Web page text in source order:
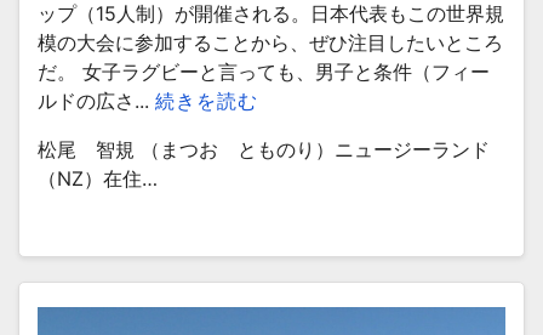
ップ（15人制）が開催される。日本代表もこの世界規
模の大会に参加することから、ぜひ注目したいところ
だ。 女子ラグビーと言っても、男子と条件（フィー
ルドの広さ... 続きを読む
松尾 智規 （まつお とものり）ニュージーランド
（NZ）在住…